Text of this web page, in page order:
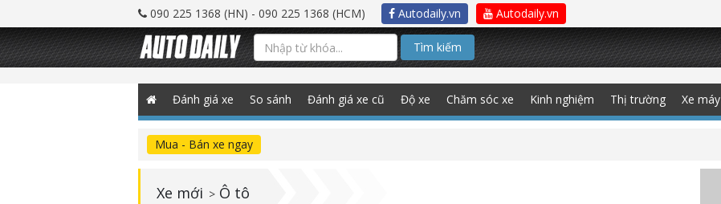
090 225 1368 (HN) - 090 225 1368 (HCM) Autodaily.vn Autodaily.vn
Tìm kiếm
Đánh giá xe So sánh Đánh giá xe cũ Độ xe Chăm sóc xe Kinh nghiệm Thị trường Xe máy
Mua - Bán xe ngay
Xe mới > Ô tô